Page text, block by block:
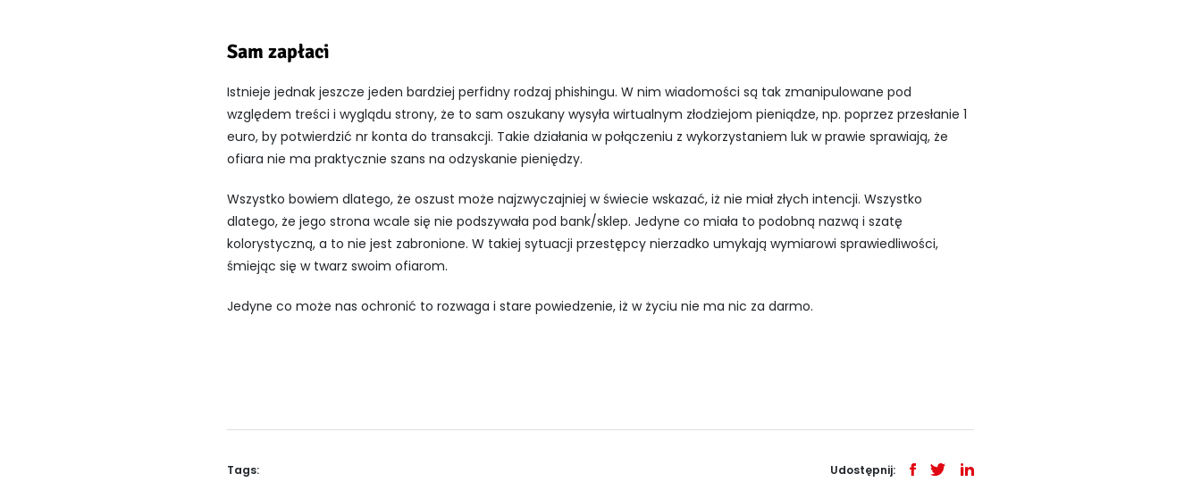
Sam zapłaci
Istnieje jednak jeszcze jeden bardziej perfidny rodzaj phishingu. W nim wiadomości są tak zmanipulowane pod
względem treści i wyglądu strony, że to sam oszukany wysyła wirtualnym złodziejom pieniądze, np. poprzez przesłanie 1
euro, by potwierdzić nr konta do transakcji. Takie działania w połączeniu z wykorzystaniem luk w prawie sprawiają, że
ofiara nie ma praktycznie szans na odzyskanie pieniędzy.
Wszystko bowiem dlatego, że oszust może najzwyczajniej w świecie wskazać, iż nie miał złych intencji. Wszystko
dlatego, że jego strona wcale się nie podszywała pod bank/sklep. Jedyne co miała to podobną nazwą i szatę
kolorystyczną, a to nie jest zabronione. W takiej sytuacji przestępcy nierzadko umykają wymiarowi sprawiedliwości,
śmiejąc się w twarz swoim ofiarom.
Jedyne co może nas ochronić to rozwaga i stare powiedzenie, iż w życiu nie ma nic za darmo.
Tags: Udostępnij: